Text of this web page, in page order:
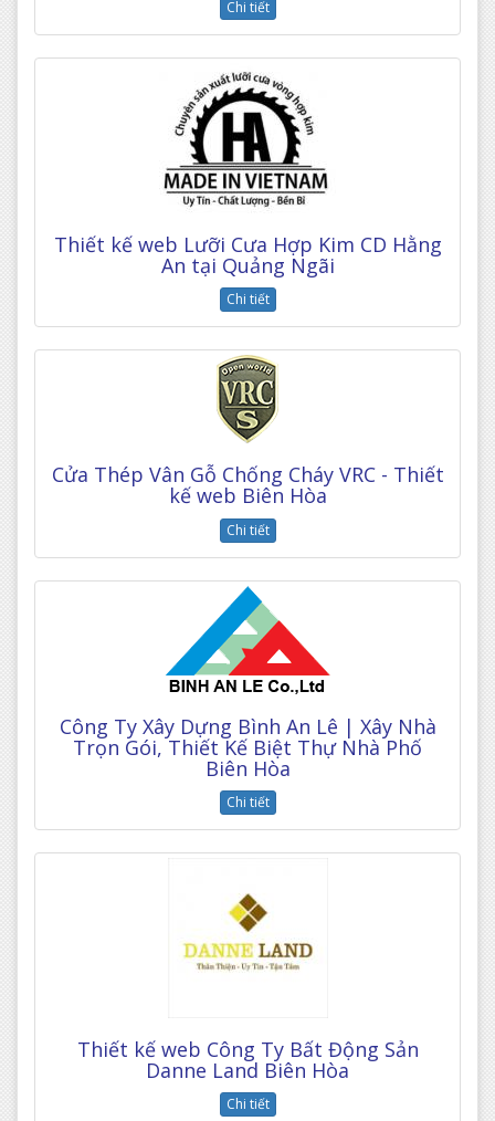
Chi tiết
Thiết kế web Lưỡi Cưa Hợp Kim CD Hằng
An tại Quảng Ngãi
Chi tiết
Cửa Thép Vân Gỗ Chống Cháy VRC - Thiết
kế web Biên Hòa
Chi tiết
Công Ty Xây Dựng Bình An Lê | Xây Nhà
Trọn Gói, Thiết Kế Biệt Thự Nhà Phố
Biên Hòa
Chi tiết
Thiết kế web Công Ty Bất Động Sản
Danne Land Biên Hòa
Chi tiết